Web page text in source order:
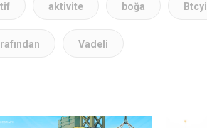
aktivite boğa Btcyi
Vadeli